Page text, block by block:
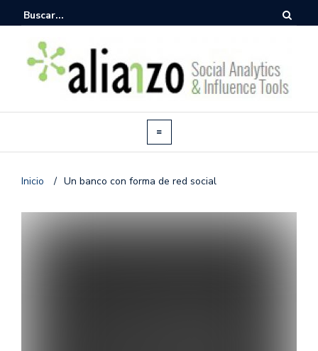
Inicio / Un banco con forma de red social